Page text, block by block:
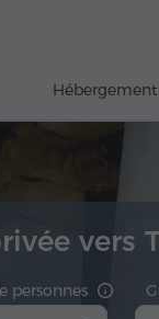
Hébergement
vers
personnes